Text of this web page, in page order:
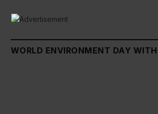
WORLD ENVIRONMENT DAY